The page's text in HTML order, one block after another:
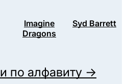
Imagine
Dragons
Syd Barrett
по алфавиту →